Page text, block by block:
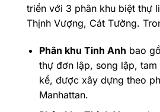
triển với 3 phân khu biệt thự
Thịnh Vượng, Cát Tường.
Phân khu Tinh Anh bao
thự đơn lập, song lập,
kề, được xây dựng theo
Manhattan.